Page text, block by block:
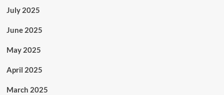
July 2025
June 2025
May 2025
April 2025
March 2025